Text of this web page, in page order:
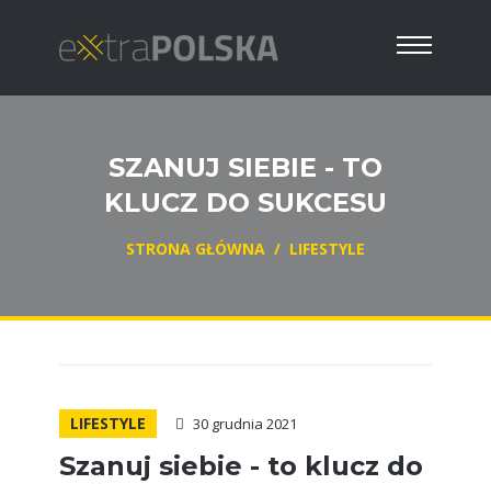
SZANUJ SIEBIE - TO
KLUCZ DO SUKCESU
STRONA GŁÓWNA / LIFESTYLE
LIFESTYLE 30 grudnia 2021
Szanuj siebie - to klucz do